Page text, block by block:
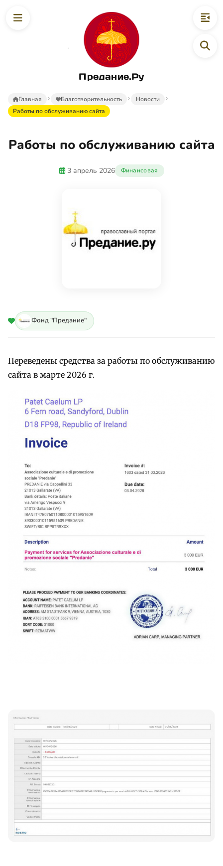
Предание.Ру
Главная Благотворительность
Новости
Работы по обслуживанию сайта
Работы по обслуживанию сайта
3 апрель 2026 Финансовая
Фонд "Предание"
Переведены средства за работы по обслуживанию
сайта в марте 2026 г.